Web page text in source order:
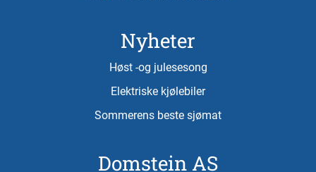
Nyheter
Høst -og julesesong
Elektriske kjølebiler
Sommerens beste sjømat
Domstein AS